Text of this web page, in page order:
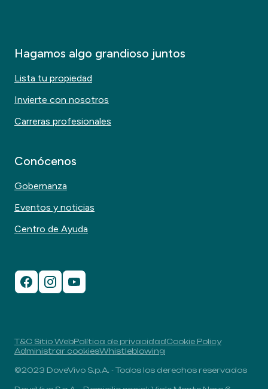
Hagamos algo grandioso juntos
Lista tu propiedad
Invierte con nosotros
Carreras profesionales
Conócenos
Gobernanza
Eventos y noticias
Centro de Ayuda
T&C Sitio WebPolítica de privacidadCookie Policy
Administrar cookiesWhistleblowing
©2023 DoveVivo S.p.A. - Todos los derechos reservados